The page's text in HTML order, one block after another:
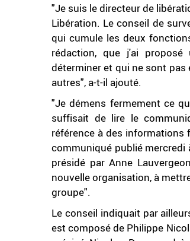
"Je suis le directeur de
Libération. Le conseil de
qui cumule les deux
rédaction, que j'ai
déterminer et qui ne sont pas
autres", a-t-il ajouté.
"Je démens fermement ce
suffisait de lire le
référence à des informations
communiqué publié mercredi
présidé par Anne
nouvelle organisation, à
groupe".
Le conseil indiquait par
est composé de Philippe